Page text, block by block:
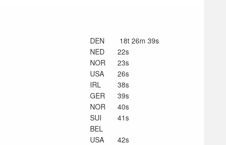
DEN
18t 26m 39s
NED
22s
NOR
23s
USA
26s
IRL
38s
GER
39s
NOR
40s
SUI
41s
BEL
USA
42s